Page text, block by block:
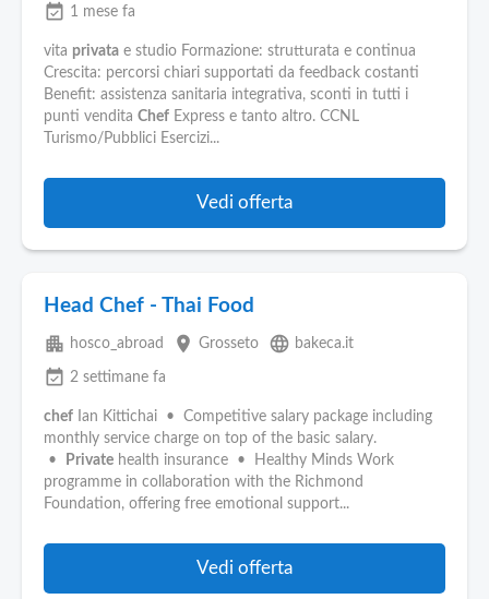
event_available 1 mese fa
vita privata e studio Formazione: strutturata e continua
Crescita: percorsi chiari supportati da feedback costanti
Benefit: assistenza sanitaria integrativa, sconti in tutti i
punti vendita Chef Express e tanto altro. CCNL
Turismo/Pubblici Esercizi...
Vedi offerta
Head Chef - Thai Food
apartment hosco_abroad place Grosseto language bakeca.it
event_available 2 settimane fa
chef Ian Kittichai • Competitive salary package including
monthly service charge on top of the basic salary.
•
Private health insurance • Healthy Minds Work
programme in collaboration with the Richmond
Foundation, offering free emotional support...
Vedi offerta